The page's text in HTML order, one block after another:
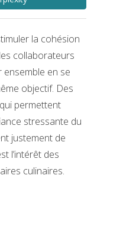
la cohésion
collaborateurs
en se
objectif. Des
permettent
stressante du
justement de
l’intérêt des
culinaires.